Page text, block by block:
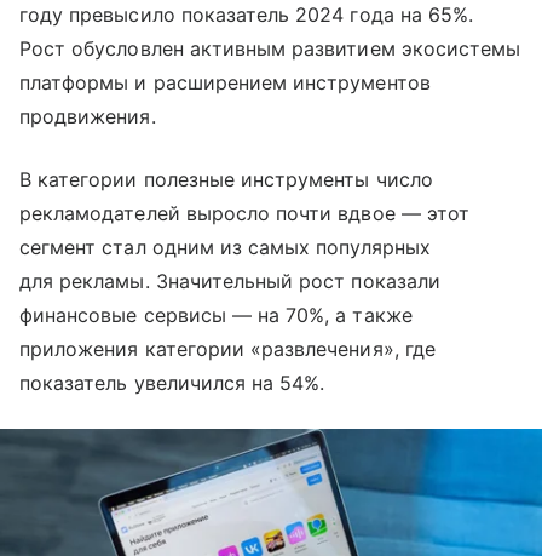
году превысило показатель 2024 года на 65%.
Рост обусловлен активным развитием экосистемы
платформы и расширением инструментов
продвижения.
В категории полезные инструменты число
рекламодателей выросло почти вдвое — этот
сегмент стал одним из самых популярных
для рекламы. Значительный рост показали
финансовые сервисы — на 70%, а также
приложения категории «развлечения», где
показатель увеличился на 54%.